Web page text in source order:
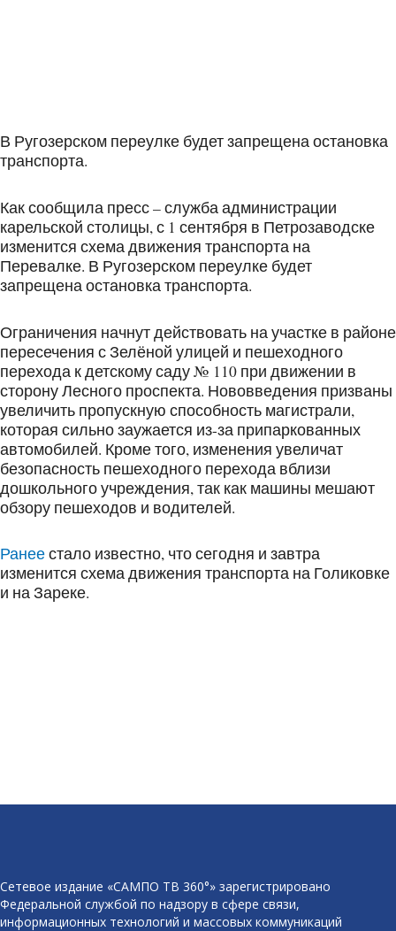
В Ругозерском переулке будет запрещена остановка
транспорта.
Как сообщила пресс – служба администрации
карельской столицы, с 1 сентября в Петрозаводске
изменится схема движения транспорта на
Перевалке. В Ругозерском переулке будет
запрещена остановка транспорта.
Ограничения начнут действовать на участке в районе
пересечения с Зелёной улицей и пешеходного
перехода к детскому саду № 110 при движении в
сторону Лесного проспекта. Нововведения призваны
увеличить пропускную способность магистрали,
которая сильно заужается из-за припаркованных
автомобилей. Кроме того, изменения увеличат
безопасность пешеходного перехода вблизи
дошкольного учреждения, так как машины мешают
обзору пешеходов и водителей.
Ранеестало известно, что сегодня и завтра
изменится схема движения транспорта на Голиковке
и на Зареке.
Сетевое издание «САМПО ТВ 360°» зарегистрировано
Федеральной службой по надзору в сфере связи,
информационных технологий и массовых коммуникаций